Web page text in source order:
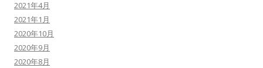
2021年4月
2021年1月
2020年10月
2020年9月
2020年8月